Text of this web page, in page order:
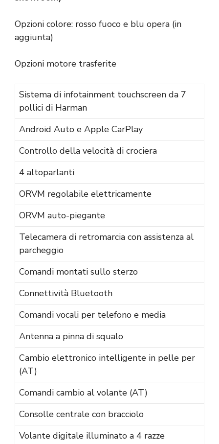
Opzioni colore: rosso fuoco e blu opera (in
aggiunta)
Opzioni motore trasferite
Sistema di infotainment touchscreen da 7
pollici di Harman
Android Auto e Apple CarPlay
Controllo della velocità di crociera
4 altoparlanti
ORVM regolabile elettricamente
ORVM auto-piegante
Telecamera di retromarcia con assistenza al
parcheggio
Comandi montati sullo sterzo
Connettività Bluetooth
Comandi vocali per telefono e media
Antenna a pinna di squalo
Cambio elettronico intelligente in pelle per
(AT)
Comandi cambio al volante (AT)
Consolle centrale con bracciolo
Volante digitale illuminato a 4 razze